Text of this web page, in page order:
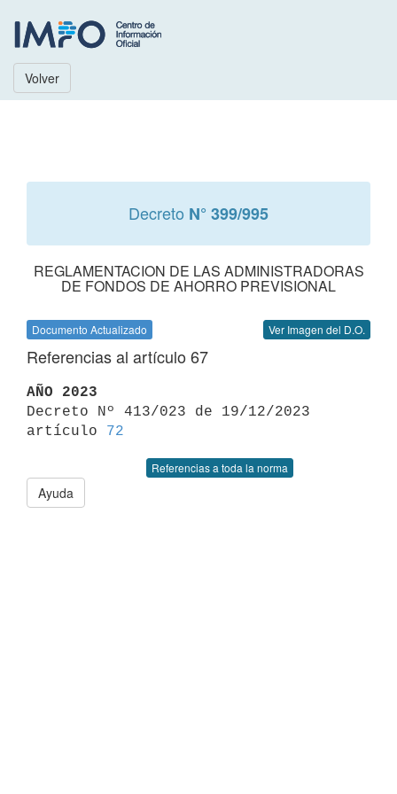
Volver
Decreto N° 399/995
REGLAMENTACION DE LAS ADMINISTRADORAS
DE FONDOS DE AHORRO PREVISIONAL
Documento Actualizado Ver Imagen del D.O.
Referencias al artículo 67
AÑO 2023
Decreto Nº 413/023 de 19/12/2023
artículo 72
Referencias a toda la norma
Ayuda